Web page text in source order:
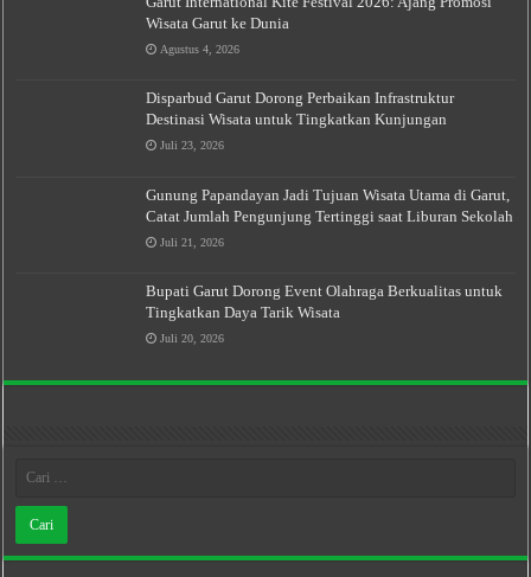
Wisata Garut ke Dunia
Agustus 4, 2026
Disparbud Garut Dorong Perbaikan Infrastruktur
Destinasi Wisata untuk Tingkatkan Kunjungan
Juli 23, 2026
Gunung Papandayan Jadi Tujuan Wisata Utama di Garut,
Catat Jumlah Pengunjung Tertinggi saat Liburan Sekolah
Juli 21, 2026
Bupati Garut Dorong Event Olahraga Berkualitas untuk
Tingkatkan Daya Tarik Wisata
Juli 20, 2026